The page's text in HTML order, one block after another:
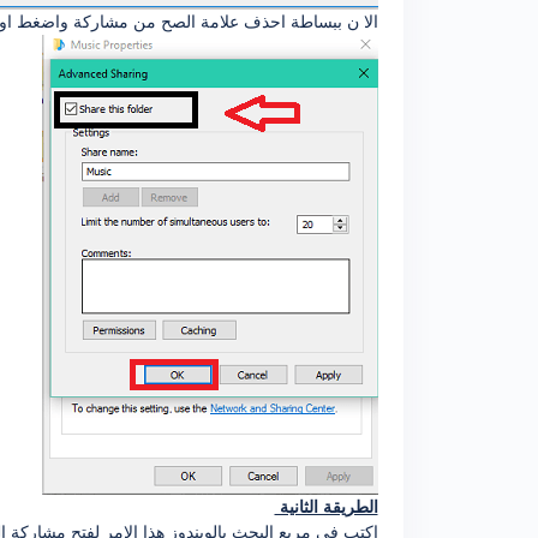
الا ن ببساطة احذف علامة الصح من مشاركة واضغط
الطريقة الثانية
اكتب في مربع البحث بالويندوز هذا الامر لفتح مشاركة